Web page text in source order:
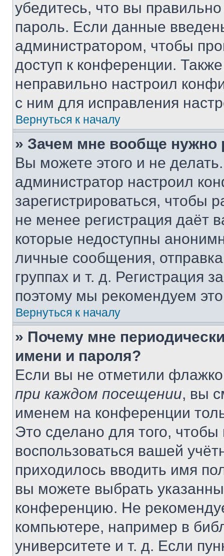
убедитесь, что вы
пароль. Если данные
администратором, чтобы
доступ к конференции.
неправильно настроил
с ним для исправления
Вернуться к началу
» Зачем мне вообще нужно
Вы можете этого и не
администратор настроил
зарегистрироваться, чтобы
не менее регистрация даёт
которые недоступны
личные сообщения,
группах и т. д. Регистрация
поэтому мы рекомендуем
Вернуться к началу
» Почему мне
имени и пароля?
Если вы не отметили
при каждом посещении, вы
именем на конференции
Это сделано для того, чтобы
воспользоваться вашей
приходилось вводить имя
вы можете выбрать
конференцию. Не
компьютере, например в
университете и т. д. Если